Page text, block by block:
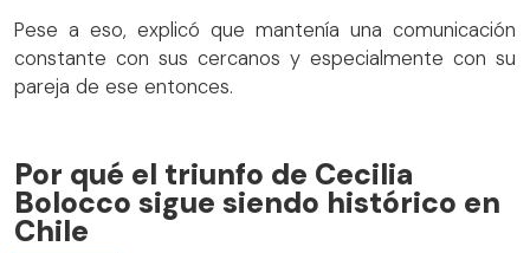
Pese a eso, explicó que mantenía una comunicación
constante con sus cercanos y especialmente con su
pareja de ese entonces.
Por qué el triunfo de Cecilia
Bolocco sigue siendo histórico en
Chile